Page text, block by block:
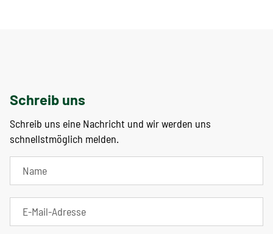
Schreib uns
Schreib uns eine Nachricht und wir werden uns
schnellstmöglich melden.